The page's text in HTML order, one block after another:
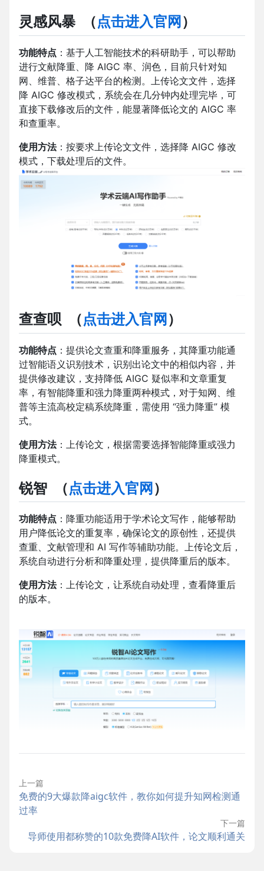
灵感风暴（点击进入官网 ）
功能特点 ：基于人工智能技术的科研助手，可以帮助
进行文献降重、降 AIGC 率、润色，目前只针对知
网、维普、格子达平台的检测。上传论文文件，选择
降 AIGC 修改模式，系统会在几分钟内处理完毕，可
直接下载修改后的文件，能显著降低论文的 AIGC 率
和查重率。
使用方法：按要求上传论文文件，选择降 AIGC 修改
模式，下载处理后的文件。
查查呗 （点击进入官网 ）
功能特点 ：提供论文查重和降重服务，其降重功能通
过智能语义识别技术，识别出论文中的相似内容，并
提供修改建议，支持降低 AIGC 疑似率和文章重复
率，有智能降重和强力降重两种模式，对于知网、维
普等主流高校定稿系统降重，需使用 “强力降重” 模
式。
使用方法：上传论文，根据需要选择智能降重或强力
降重模式。
锐智 （点击进入官网）
功能特点 ：降重功能适用于学术论文写作，能够帮助
用户降低论文的重复率，确保论文的原创性，还提供
查重、文献管理和 AI 写作等辅助功能。上传论文后，
系统自动进行分析和降重处理，提供降重后的版本。
使用方法：上传论文，让系统自动处理，查看降重后
的版本。
上一篇
免费的9大爆款降aigc软件，教你如何提升知网检测通
过率
下一篇
导师使用都称赞的10款免费降AI软件，论文顺利通关